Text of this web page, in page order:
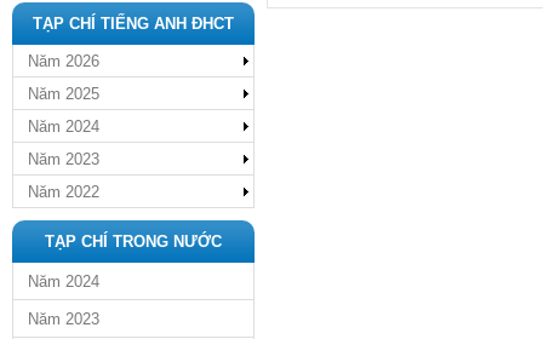
TẠP CHÍ TIẾNG ANH ĐHCT
Năm 2026
Năm 2025
Năm 2024
Năm 2023
Năm 2022
TẠP CHÍ TRONG NƯỚC
Năm 2024
Năm 2023